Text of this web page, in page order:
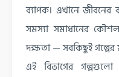
ব্যাপক। এখানে জীবনের
সমস্যা সমাধানের
দক্ষতা — সবকিছুই গল্পের
এই বিভাগের